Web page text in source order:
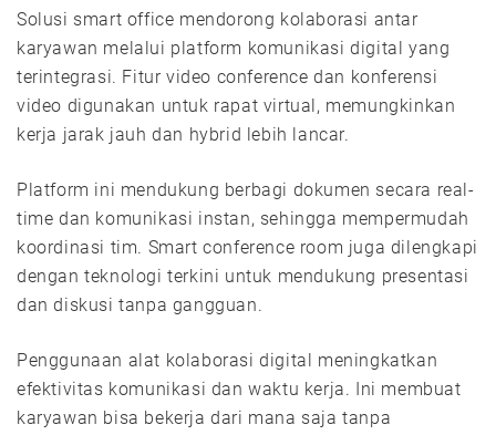
Solusi smart office mendorong kolaborasi antar
karyawan melalui platform komunikasi digital yang
terintegrasi. Fitur video conference dan konferensi
video digunakan untuk rapat virtual, memungkinkan
kerja jarak jauh dan hybrid lebih lancar.
Platform ini mendukung berbagi dokumen secara real-
time dan komunikasi instan, sehingga mempermudah
koordinasi tim. Smart conference room juga dilengkapi
dengan teknologi terkini untuk mendukung presentasi
dan diskusi tanpa gangguan.
Penggunaan alat kolaborasi digital meningkatkan
efektivitas komunikasi dan waktu kerja. Ini membuat
karyawan bisa bekerja dari mana saja tanpa